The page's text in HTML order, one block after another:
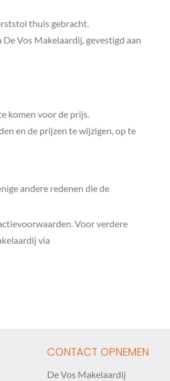
thuis gebracht.
Vos Makelaardij, gevestigd aan
komen voor de prijs.
en de prijzen te wijzigen, op te
andere redenen die de
Voor verdere
via
CONTACT OPNEMEN
De Vos Makelaardij